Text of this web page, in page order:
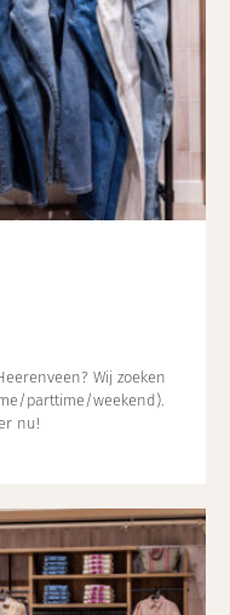
Wij zoeken
parttime/weekend).
nu!